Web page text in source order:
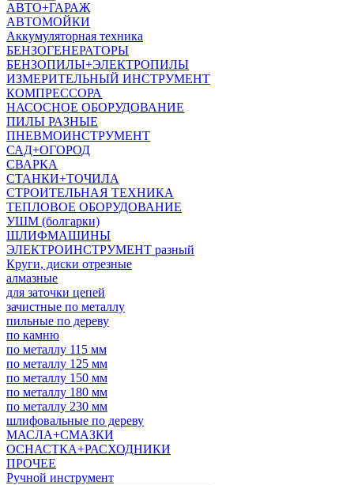
АВТО+ГАРАЖ
АВТОМОЙКИ
Аккумуляторная техника
БЕНЗОГЕНЕРАТОРЫ
БЕНЗОПИЛЫ+ЭЛЕКТРОПИЛЫ
ИЗМЕРИТЕЛЬНЫЙ ИНСТРУМЕНТ
КОМПРЕССОРА
НАСОСНОЕ ОБОРУДОВАНИЕ
ПИЛЫ РАЗНЫЕ
ПНЕВМОИНСТРУМЕНТ
САД+ОГОРОД
СВАРКА
СТАНКИ+ТОЧИЛА
СТРОИТЕЛЬНАЯ ТЕХНИКА
ТЕПЛОВОЕ ОБОРУДОВАНИЕ
УШМ (болгарки)
ШЛИФМАШИНЫ
ЭЛЕКТРОИНСТРУМЕНТ разный
Круги, диски отрезные
алмазные
для заточки цепей
зачистные по металлу
пильные по дереву
по камню
по металлу 115 мм
по металлу 125 мм
по металлу 150 мм
по металлу 180 мм
по металлу 230 мм
шлифовальные по дереву
МАСЛА+СМАЗКИ
ОСНАСТКА+РАСХОДНИКИ
ПРОЧЕЕ
Ручной инструмент